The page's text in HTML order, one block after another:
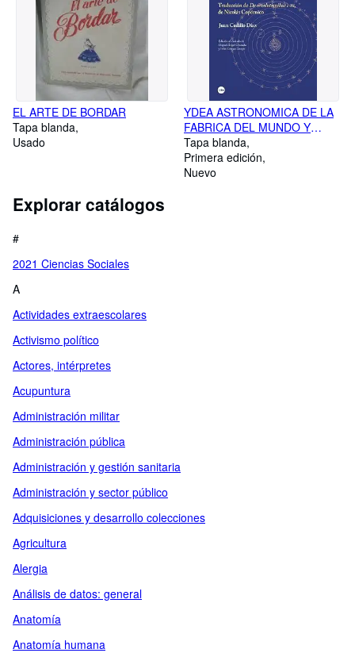
EL ARTE DE BORDAR
Tapa blanda
Usado
YDEA ASTRONOMICA DE LA
FABRICA DEL MUNDO Y
MOVIMIENTO DE LOS
CUERPOS CELESTIALES
Tapa blanda
Primera edición
Nuevo
Explorar catálogos
#
2021 Ciencias Sociales
A
Actividades extraescolares
Activismo político
Actores, intérpretes
Acupuntura
Administración militar
Administración pública
Administración y gestión sanitaria
Administración y sector público
Adquisiciones y desarrollo colecciones
Agricultura
Alergia
Análisis de datos: general
Anatomía
Anatomía humana